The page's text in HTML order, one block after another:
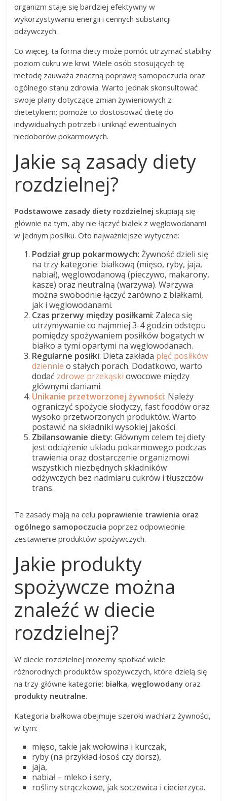
organizm staje się bardziej efektywny w
wykorzystywaniu energii i cennych substancji
odżywczych.
Co więcej, ta forma diety może pomóc utrzymać stabilny
poziom cukru we krwi. Wiele osób stosujących tę
metodę zauważa znaczną poprawę samopoczucia oraz
ogólnego stanu zdrowia. Warto jednak skonsultować
swoje plany dotyczące zmian żywieniowych z
dietetykiem; pomoże to dostosować dietę do
indywidualnych potrzeb i uniknąć ewentualnych
niedoborów pokarmowych.
Jakie są zasady diety
rozdzielnej?
Podstawowe zasady diety rozdzielnej skupiają się
głównie na tym, aby nie łączyć białek z węglowodanami
w jednym posiłku. Oto najważniejsze wytyczne:
Podział grup pokarmowych: Żywność dzieli się
na trzy kategorie: białkową (mięso, ryby, jaja,
nabiał), węglowodanową (pieczywo, makarony,
kasze) oraz neutralną (warzywa). Warzywa
można swobodnie łączyć zarówno z białkami,
jak i węglowodanami.
Czas przerwy między posiłkami: Zaleca się
utrzymywanie co najmniej 3-4 godzin odstępu
pomiędzy spożywaniem posiłków bogatych w
białko a tymi opartymi na węglowodanach.
Regularne posiłki: Dieta zakłada pięć posiłków
dziennie o stałych porach. Dodatkowo, warto
dodać zdrowe przekąski owocowe między
głównymi daniami.
Unikanie przetworzonej żywności: Należy
ograniczyć spożycie słodyczy, fast foodów oraz
wysoko przetworzonych produktów. Warto
postawić na składniki wysokiej jakości.
Zbilansowanie diety: Głównym celem tej diety
jest odciążenie układu pokarmowego podczas
trawienia oraz dostarczenie organizmowi
wszystkich niezbędnych składników
odżywczych bez nadmiaru cukrów i tłuszczów
trans.
Te zasady mają na celu poprawienie trawienia oraz
ogólnego samopoczucia poprzez odpowiednie
zestawienie produktów spożywczych.
Jakie produkty
spożywcze można
znaleźć w diecie
rozdzielnej?
W diecie rozdzielnej możemy spotkać wiele
różnorodnych produktów spożywczych, które dzielą się
na trzy główne kategorie: białka,węglowodany oraz
produkty neutralne.
Kategoria białkowa obejmuje szeroki wachlarz żywności,
w tym:
mięso, takie jak wołowina i kurczak,
ryby (na przykład łosoś czy dorsz),
jaja,
nabiał – mleko i sery,
rośliny strączkowe, jak soczewica i ciecierzyca.